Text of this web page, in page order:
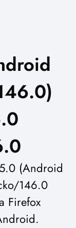
(Android
146.0
Firefox